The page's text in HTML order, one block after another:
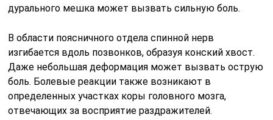
дурального мешка может вызвать сильную боль.
В области поясничного отдела спинной нерв
изгибается вдоль позвонков, образуя конский хвост.
Даже небольшая деформация может вызвать острую
боль. Болевые реакции также возникают в
определенных участках коры головного мозга,
отвечающих за восприятие раздражителей.